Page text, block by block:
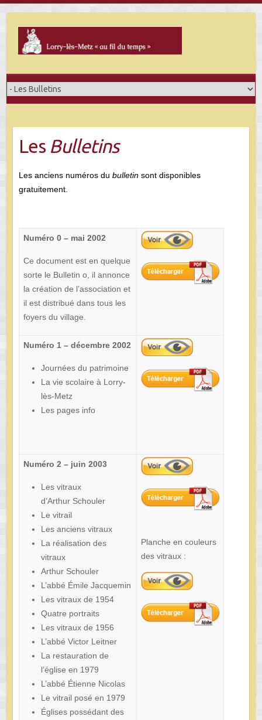
content
Les Bulletins
Les anciens numéros du bulletinsont disponibles
gratuitement.
Numéro 0 – mai 2002
Ce document est en quelque
sorte le Bulletin o, il annonce
la création de l’association et
il est distribué dans tous les
foyers du village.
Numéro 1 – décembre 2002
Journées du patrimoine
La vie scolaire à Lorry-
lès-Metz
Les pages info
Numéro 2 – juin 2003
Les vitraux
d’Arthur Schouler
Le vitrail
Les anciens vitraux
La réalisation des
vitraux
Arthur Schouler
L’abbé Émile Jacquemin
Les vitraux de 1954
Quatre portraits
Les vitraux de 1956
L’abbé Victor Leitner
La restauration de
l’église en 1979
L’abbé Étienne Nicolas
Le vitrail posé en 1979
Églises possédant des
Planche en couleurs
des vitraux :